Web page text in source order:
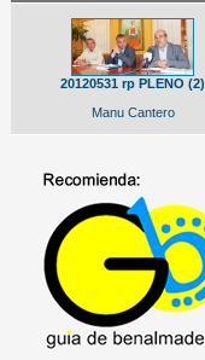
20120531 rp PLENO (2)
Manu Cantero